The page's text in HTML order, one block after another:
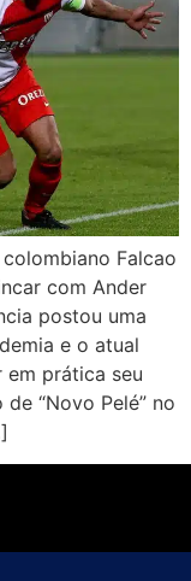
Falcao
com Ander
postou uma
e o atual
prática seu
“Novo Pelé” no